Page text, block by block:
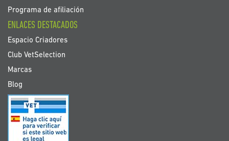
Programa de afiliación
ENLACES DESTACADOS
Espacio Criadores
Club VetSelection
Marcas
Blog